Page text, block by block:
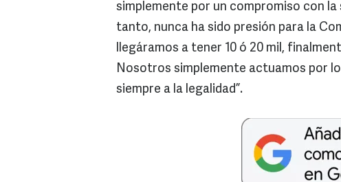
simplemente por un compromiso con
tanto, nunca ha sido presión para la
llegáramos a tener 10 ó 20 mil,
Nosotros simplemente actuamos por
siempre a la legalidad”.